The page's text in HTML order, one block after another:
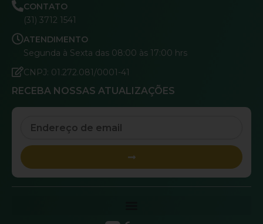
CONTATO
(31) 3712 1541
ATENDIMENTO
Segunda à Sexta das 08:00 às 17:00 hrs
CNPJ: 01.272.081/0001-41
RECEBA NOSSAS ATUALIZAÇÕES
Submit